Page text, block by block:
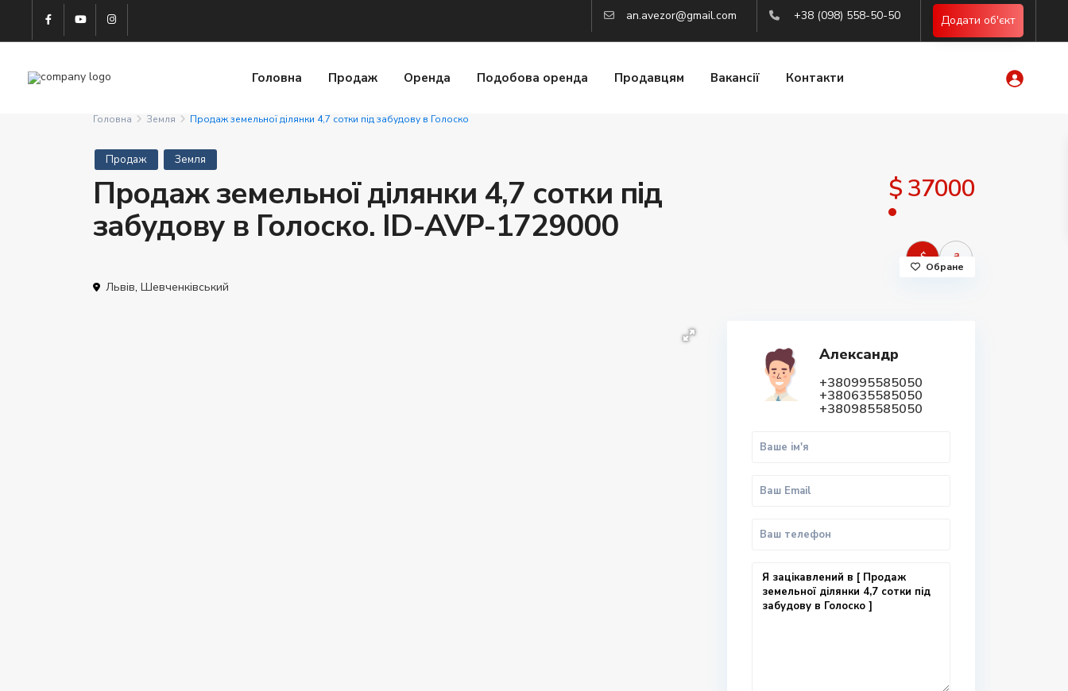
an.avezor@gmail.com +38 (098) 558-50-50 Додати об'єкт
Головна Продаж Оренда Подобова оренда Продавцям Вакансії Контакти
Головна Земля Продаж земельної ділянки 4,7 сотки під забудову в Голоско
Продаж Земля
Продаж земельної ділянки 4,7 сотки під
забудову в Голоско. ID-AVP-1729000
$ 37000
$ ₴
Львів, Шевченківський
Обране
Александр
+380995585050
+380635585050
+380985585050